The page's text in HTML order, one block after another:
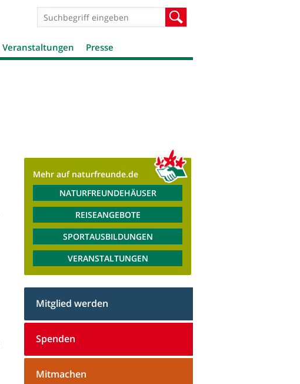
Suchformular
Veranstaltungen Presse
Mehr auf naturfreunde.de
NATURFREUNDEHÄUSER
REISEANGEBOTE
SPORTAUSBILDUNGEN
VERANSTALTUNGEN
Mitglied werden
Spenden
Mitmachen